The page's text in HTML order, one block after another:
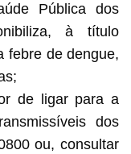
Pública dos
à título
febre de dengue,
de ligar para a
dos
ou, consultar